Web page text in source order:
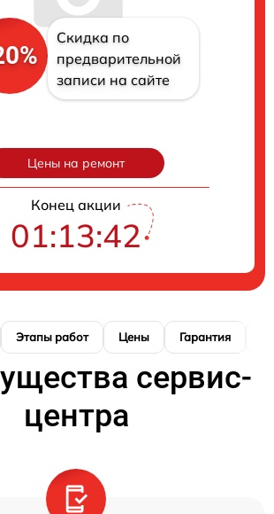
Скидка по
предварительной
записи на сайте
Цены на ремонт
Конец акции
01:13:42
Этапы работ Цены Гарантия
сервис-
центра